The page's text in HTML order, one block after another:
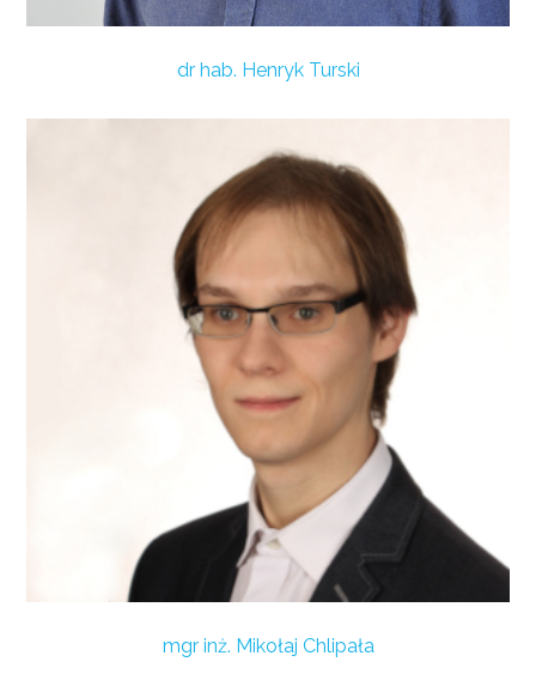
dr hab. Henryk Turski
mgr inż. Mikołaj Chlipała